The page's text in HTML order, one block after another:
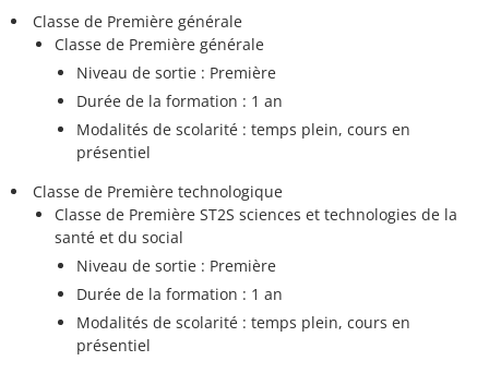
Classe de Première générale
Classe de Première générale
Niveau de sortie : Première
Durée de la formation : 1 an
Modalités de scolarité : temps plein, cours en
présentiel
Classe de Première technologique
Classe de Première ST2S sciences et technologies de la
santé et du social
Niveau de sortie : Première
Durée de la formation : 1 an
Modalités de scolarité : temps plein, cours en
présentiel